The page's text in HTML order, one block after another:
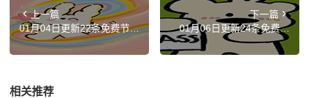
上一篇
01月04日更新22条免费节
点,覆盖日本|美国|印度|加拿
大|比利时 SSR|V2ray|Clash
下一篇
01月06日更新24条免费节
点,覆盖韩国|美国|俄罗斯|土
耳其|意大利 SSR|V2ray|Cla
相关推荐